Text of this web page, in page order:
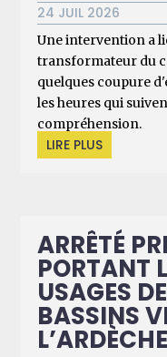
24 JUIL 2026
Une intervention a
transformateur du
quelques coupure
les heures qui
compréhension.
LIRE PLUS
ARRÊTÉ
PORTANT
USAGES
BASSINS
L’ARDÈCHE